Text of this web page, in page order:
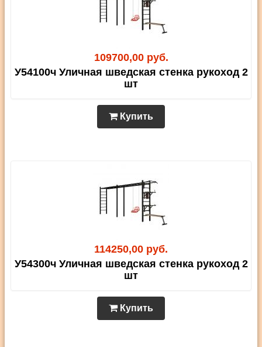
109700,00 руб.
У54100ч Уличная шведская стенка рукоход 2
шт
Купить
114250,00 руб.
У54300ч Уличная шведская стенка рукоход 2
шт
Купить